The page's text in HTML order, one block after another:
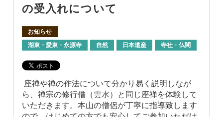
の受入れについて
お知らせ
湖東・愛東・永源寺
自然 日本遺産 寺社・仏閣
座禅や禅の作法について分かり易く説明しなが
ら、禅宗の修行僧（雲水）と同じ座禅を体験して
いただきます。本山の僧侶が丁寧に指導致します